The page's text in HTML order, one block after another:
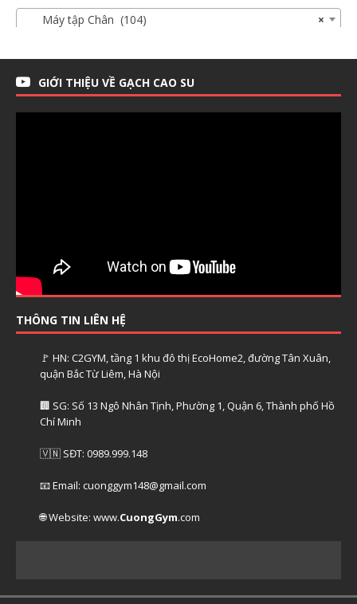
×
Máy tập Chân (104)
GIỚI THIỆU VỀ GẠCH CAO SU
THÔNG TIN LIÊN HỆ
🚩 HN: C2GYM, tầng 1 khu đô thị EcoHome2, đường Tân Xuân,
quận Bắc Từ Liêm, Hà Nội
🏢 SG: Số 13 Ngô Nhân Tịnh, Phường 1, Quận 6, Thành phố Hồ
Chí Minh
🇻🇳 SĐT: 0989.999.148
📧 Email: cuonggym148@gmail.com
🌐 Website: www.CuongGym.com